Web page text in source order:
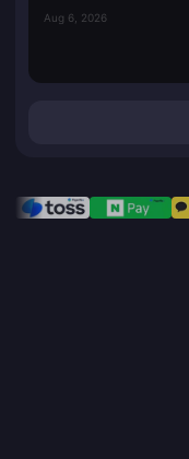
Aug 6, 2026